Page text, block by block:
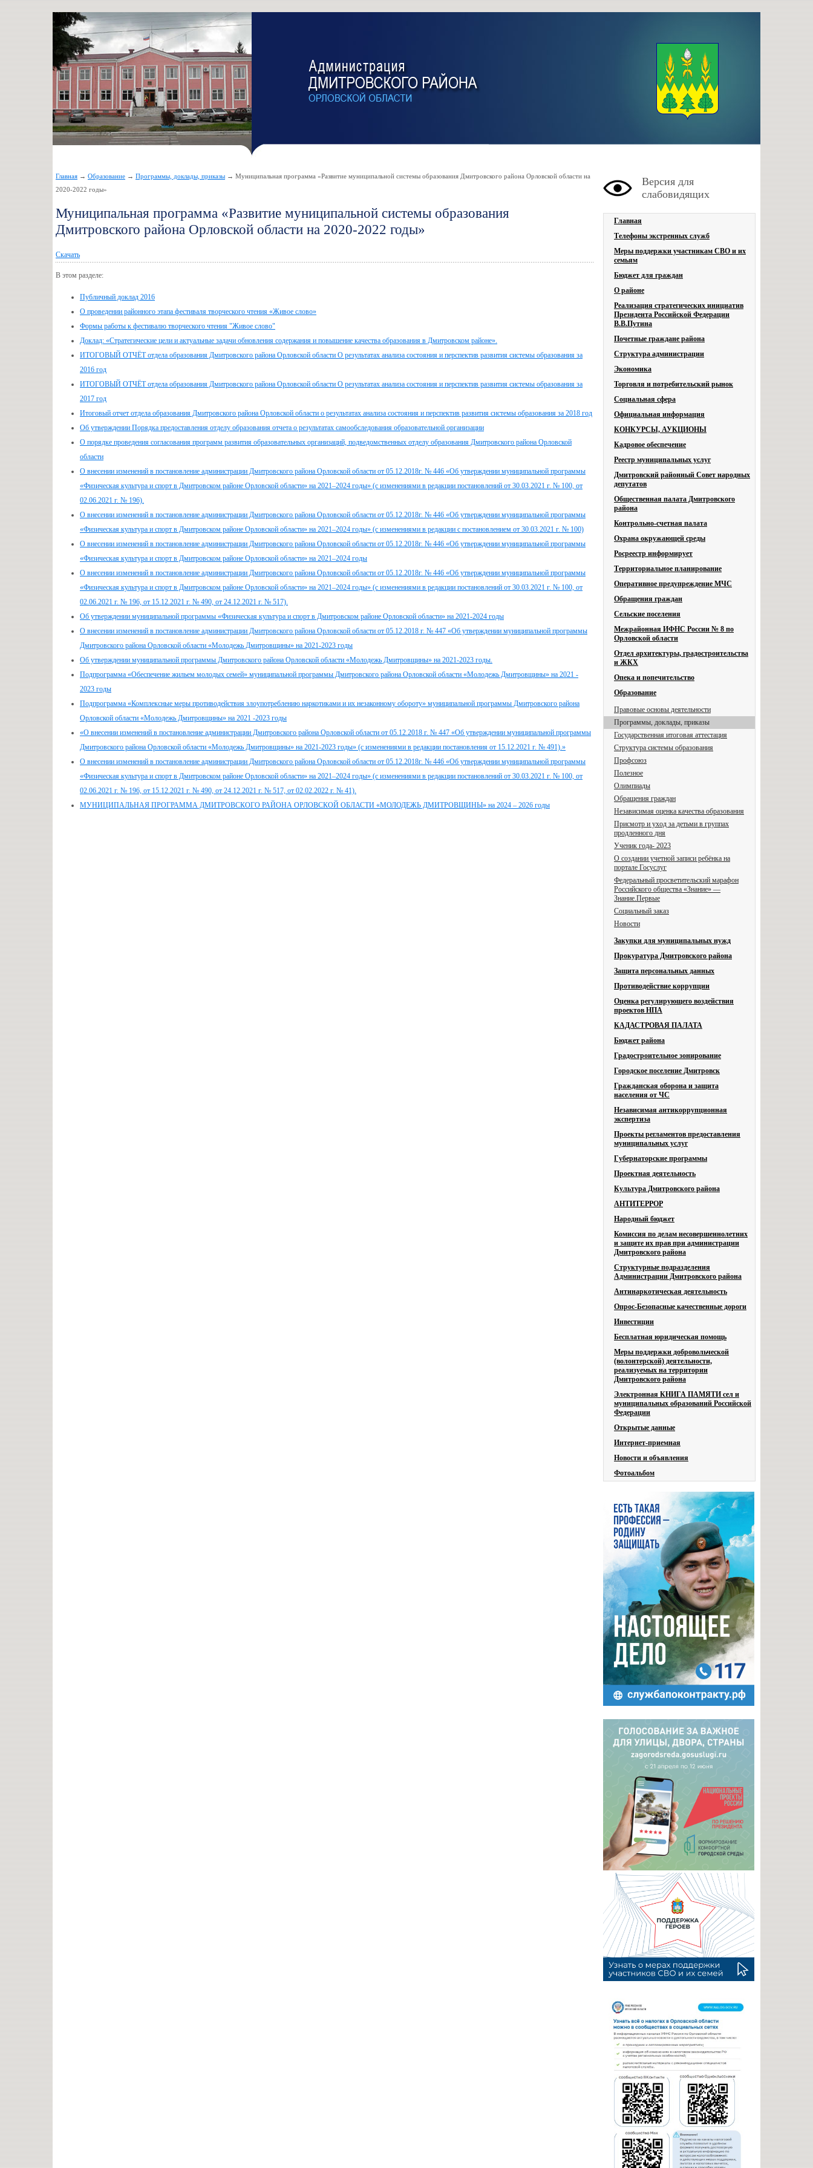
Главная → Образование → Программы, доклады, приказы → Муниципальная программа «Развитие муниципальной системы образования Дмитровского района Орловской области на
2020-2022 годы»
Муниципальная программа «Развитие муниципальной системы образования
Дмитровского района Орловской области на 2020-2022 годы»
Скачать
В этом разделе:
Публичный доклад 2016
О проведении районного этапа фестиваля творческого чтения «Живое слово»
Формы работы к фестивалю творческого чтения "Живое слово"
Доклад: «Стратегические цели и актуальные задачи обновления содержания и повышение качества образования в Дмитровском районе».
ИТОГОВЫЙ ОТЧЁТ отдела образования Дмитровского района Орловской области О результатах анализа состояния и перспектив развития системы образования за
2016 год
ИТОГОВЫЙ ОТЧЁТ отдела образования Дмитровского района Орловской области О результатах анализа состояния и перспектив развития системы образования за
2017 год
Итоговый отчет отдела образования Дмитровского района Орловской области о результатах анализа состояния и перспектив развития системы образования за 2018 год
Об утверждении Порядка предоставления отделу образования отчета о результатах самообследования образовательной организации
О порядке проведения согласования программ развития образовательных организаций, подведомственных отделу образования Дмитровского района Орловской
области
О внесении изменений в постановление администрации Дмитровского района Орловской области от 05.12.2018г. № 446 «Об утверждении муниципальной программы
«Физическая культура и спорт в Дмитровском районе Орловской области» на 2021–2024 годы» (с изменениями в редакции постановлений от 30.03.2021 г. № 100, от
02.06.2021 г. № 196).
О внесении изменений в постановление администрации Дмитровского района Орловской области от 05.12.2018г. № 446 «Об утверждении муниципальной программы
«Физическая культура и спорт в Дмитровском районе Орловской области» на 2021–2024 годы» (с изменениями в редакции с постановлением от 30.03.2021 г. № 100)
О внесении изменений в постановление администрации Дмитровского района Орловской области от 05.12.2018г. № 446 «Об утверждении муниципальной программы
«Физическая культура и спорт в Дмитровском районе Орловской области» на 2021–2024 годы
О внесении изменений в постановление администрации Дмитровского района Орловской области от 05.12.2018г. № 446 «Об утверждении муниципальной программы
«Физическая культура и спорт в Дмитровском районе Орловской области» на 2021–2024 годы» (с изменениями в редакции постановлений от 30.03.2021 г. № 100, от
02.06.2021 г. № 196, от 15.12.2021 г. № 490, от 24.12.2021 г. № 517).
Об утверждении муниципальной программы «Физическая культура и спорт в Дмитровском районе Орловской области» на 2021-2024 годы
О внесении изменений в постановление администрации Дмитровского района Орловской области от 05.12.2018 г. № 447 «Об утверждении муниципальной программы
Дмитровского района Орловской области «Молодежь Дмитровщины» на 2021-2023 годы
Об утверждении муниципальной программы Дмитровского района Орловской области «Молодежь Дмитровщины» на 2021-2023 годы.
Подпрограмма «Обеспечение жильем молодых семей» муниципальной программы Дмитровского района Орловской области «Молодежь Дмитровщины» на 2021 -
2023 годы
Подпрограмма «Комплексные меры противодействия злоупотреблению наркотиками и их незаконному обороту» муниципальной программы Дмитровского района
Орловской области «Молодежь Дмитровщины» на 2021 -2023 годы
«О внесении изменений в постановление администрации Дмитровского района Орловской области от 05.12.2018 г. № 447 «Об утверждении муниципальной программы
Дмитровского района Орловской области «Молодежь Дмитровщины» на 2021-2023 годы» (с изменениями в редакции постановления от 15.12.2021 г. № 491).»
О внесении изменений в постановление администрации Дмитровского района Орловской области от 05.12.2018г. № 446 «Об утверждении муниципальной программы
«Физическая культура и спорт в Дмитровском районе Орловской области» на 2021–2024 годы» (с изменениями в редакции постановлений от 30.03.2021 г. № 100, от
02.06.2021 г. № 196, от 15.12.2021 г. № 490, от 24.12.2021 г. № 517, от 02.02.2022 г. № 41).
МУНИЦИПАЛЬНАЯ ПРОГРАММА ДМИТРОВСКОГО РАЙОНА ОРЛОВСКОЙ ОБЛАСТИ «МОЛОДЕЖЬ ДМИТРОВЩИНЫ» на 2024 – 2026 годы
Версия для
слабовидящих
Главная
Телефоны экстренных служб
Меры поддержки участникам СВО и их
семьям
Бюджет для граждан
О районе
Реализация стратегических инициатив
Президента Российской Федерации
В.В.Путина
Почетные граждане района
Структура администрации
Экономика
Торговля и потребительский рынок
Социальная сфера
Официальная информация
КОНКУРСЫ, АУКЦИОНЫ
Кадровое обеспечение
Реестр муниципальных услуг
Дмитровский районный Совет народных
депутатов
Общественная палата Дмитровского
района
Контрольно-счетная палата
Охрана окружающей среды
Росреестр информирует
Территориальное планирование
Оперативное предупреждение МЧС
Обращения граждан
Сельские поселения
Межрайонная ИФНС России № 8 по
Орловской области
Отдел архитектуры, градостроительства
и ЖКХ
Опека и попечительство
Образование
Правовые основы деятельности
Программы, доклады, приказы
Государственная итоговая аттестация
Структура системы образования
Профсоюз
Полезное
Олимпиады
Обращения граждан
Независимая оценка качества образования
Присмотр и уход за детьми в группах
продленного дня
Ученик года- 2023
О создании учетной записи ребёнка на
портале Госуслуг
Федеральный просветительский марафон
Российского общества «Знание» —
Знание.Первые
Социальный заказ
Новости
Закупки для муниципальных нужд
Прокуратура Дмитровского района
Защита персональных данных
Противодействие коррупции
Оценка регулирующего воздействия
проектов НПА
КАДАСТРОВАЯ ПАЛАТА
Бюджет района
Градостроительное зонирование
Городское поселение Дмитровск
Гражданская оборона и защита
населения от ЧС
Независимая антикоррупционная
экспертиза
Проекты регламентов предоставления
муниципальных услуг
Губернаторские программы
Проектная деятельность
Культура Дмитровского района
АНТИТЕРРОР
Народный бюджет
Комиссия по делам несовершеннолетних
и защите их прав при администрации
Дмитровского района
Структурные подразделения
Администрации Дмитровского района
Антинаркотическая деятельность
Опрос-Безопасные качественные дороги
Инвестиции
Бесплатная юридическая помощь
Меры поддержки добровольческой
(волонтерской) деятельности,
реализуемых на территории
Дмитровского района
Электронная КНИГА ПАМЯТИ сел и
муниципальных образований Российской
Федерации
Открытые данные
Интернет-приемная
Новости и объявления
Фотоальбом